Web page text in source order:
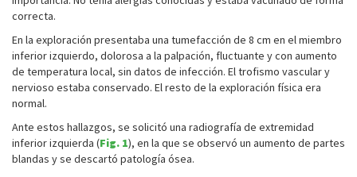
correcta.
En la exploración presentaba una tumefacción de 8 cm en el miembro
inferior izquierdo, dolorosa a la palpación, fluctuante y con aumento
de temperatura local, sin datos de infección. El trofismo vascular y
nervioso estaba conservado. El resto de la exploración física era
normal.
Ante estos hallazgos, se solicitó una radiografía de extremidad
inferior izquierda (Fig. 1), en la que se observó un aumento de partes
blandas y se descartó patología ósea.